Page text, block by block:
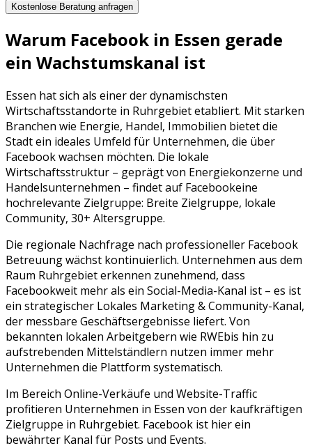
Kostenlose Beratung anfragen
Warum Facebook in Essen gerade
ein Wachstumskanal ist
Essen hat sich als einer der dynamischsten
Wirtschaftsstandorte in Ruhrgebietetabliert. Mit starken
Branchen wie Energie, Handel, Immobilien bietet die
Stadt ein ideales Umfeld für Unternehmen, die über
Facebookwachsen möchten. Die lokale
Wirtschaftsstruktur – geprägt von Energiekonzerne und
Handelsunternehmen – findet auf Facebookeine
hochrelevante Zielgruppe: Breite Zielgruppe, lokale
Community, 30+ Altersgruppe.
Die regionale Nachfrage nach professioneller Facebook
Betreuungwächst kontinuierlich. Unternehmen aus dem
Raum Ruhrgebieterkennen zunehmend, dass
Facebookweit mehr als ein Social-Media-Kanal ist – es ist
ein strategischer Lokales Marketing & Community-Kanal,
der messbare Geschäftsergebnisse liefert. Von
bekannten lokalen Arbeitgebern wie RWEbis hin zu
aufstrebenden Mittelständlern nutzen immer mehr
Unternehmen die Plattform systematisch.
Im Bereich Online-Verkäufe und Website-Traffic
profitieren Unternehmen in Essen von der kaufkräftigen
Zielgruppe in Ruhrgebiet. Facebook ist hier ein
bewährter Kanal für Posts und Events.